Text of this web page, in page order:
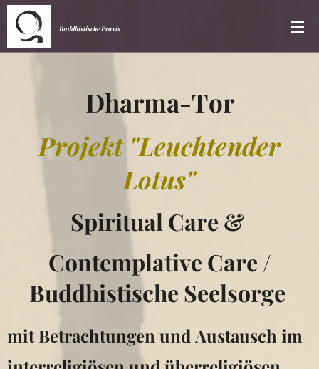
Buddhistische Praxis
Dharma-Tor
Projekt "Leuchtender
Lotus"
Spiritual Care &
Contemplative Care /
Buddhistische Seelsorge
mit Betrachtungen und Austausch im